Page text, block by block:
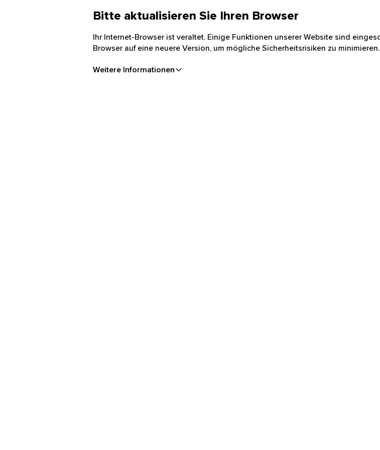
Bitte aktualisieren Sie Ihren Browser
Ihr Internet-Browser ist veraltet. Einige Funktionen unserer Website sind
Browser auf eine neuere Version, um mögliche Sicherheitsrisiken zu minimieren.
Weitere Informationen